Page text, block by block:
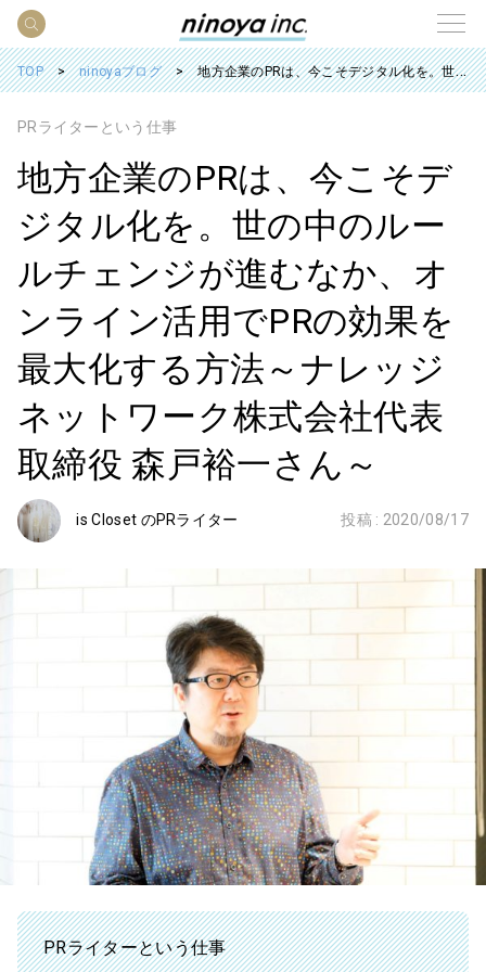
TOP ninoyaブログ 地方企業のPRは、今こそデジタル化を。世の中のルールチェンジが進むなか、オンライン活用でPRの効果を最大化する方法～ナレッジネットワーク株式会社代表取締役 森戸裕一さん～
PRライターという仕事
地方企業のPRは、今こそデ
ジタル化を。世の中のルー
ルチェンジが進むなか、オ
ンライン活用でPRの効果を
最大化する方法～ナレッジ
ネットワーク株式会社代表
取締役 森戸裕一さん～
is Closet のPRライター 投稿 : 2020/08/17
PRライターという仕事